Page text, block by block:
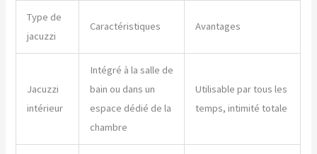
Type de
jacuzzi
Caractéristiques Avantages
Jacuzzi
intérieur
Intégré à la salle de
bain ou dans un
espace dédié de la
chambre
Utilisable par tous les
temps, intimité totale